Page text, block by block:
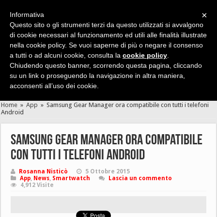
Cerca velocemente news, recensioni, guide, app, giochi ...
Home » App » Samsung Gear Manager ora compatibile con tutti i telefoni
Android
Samsung Gear Manager ora compatibile
con tutti i telefoni Android
Rosanna Nisticò
5 Ottobre 2015
App, News, Smartwatch
Lascia un commento
4,912 Visite
×
Informativa
Questo sito o gli strumenti terzi da questo utilizzati si avvalgono
di cookie necessari al funzionamento ed utili alle finalità illustrate
nella cookie policy. Se vuoi saperne di più o negare il consenso
a tutti o ad alcuni cookie, consulta la cookie policy
Chiudendo questo banner, scorrendo questa pagina, cliccando
su un link o proseguendo la navigazione in altra maniera,
acconsenti all’uso dei cookie.